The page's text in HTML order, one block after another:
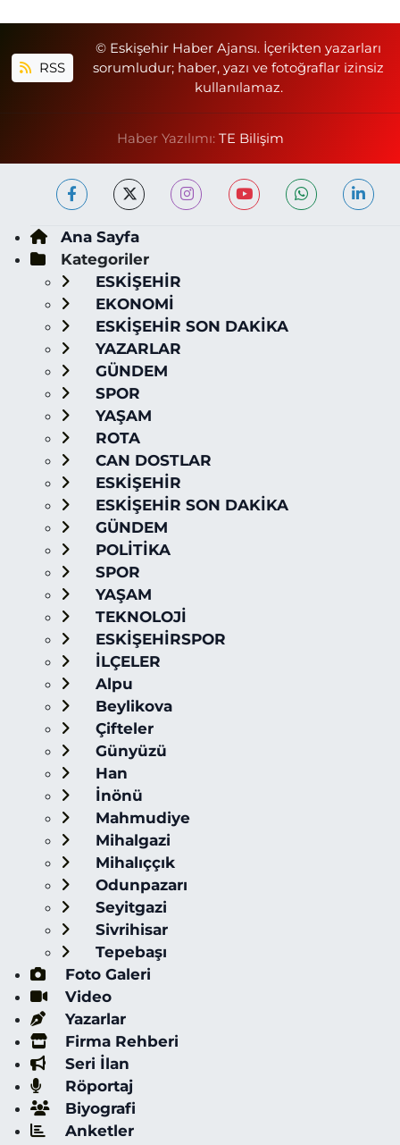
RSS
© Eskişehir Haber Ajansı. İçerikten yazarları
sorumludur; haber, yazı ve fotoğraflar izinsiz
kullanılamaz.
Haber Yazılımı: TE Bilişim
Ana Sayfa
Kategoriler
ESKİŞEHİR
EKONOMİ
ESKİŞEHİR SON DAKİKA
YAZARLAR
GÜNDEM
SPOR
YAŞAM
ROTA
CAN DOSTLAR
ESKİŞEHİR
ESKİŞEHİR SON DAKİKA
GÜNDEM
POLİTİKA
SPOR
YAŞAM
TEKNOLOJİ
ESKİŞEHİRSPOR
İLÇELER
Alpu
Beylikova
Çifteler
Günyüzü
Han
İnönü
Mahmudiye
Mihalgazi
Mihalıççık
Odunpazarı
Seyitgazi
Sivrihisar
Tepebaşı
Foto Galeri
Video
Yazarlar
Firma Rehberi
Seri İlan
Röportaj
Biyografi
Anketler